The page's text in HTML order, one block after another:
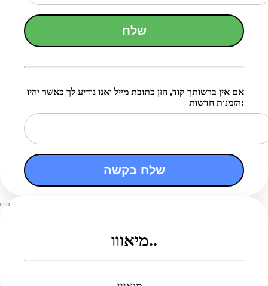
שלח
אם אין ברשותך קוד, הזן כתובת מייל ואנו נודיע לך כאשר יהיו
הזמנות חדשות:
שלח בקשה
מיאווו..